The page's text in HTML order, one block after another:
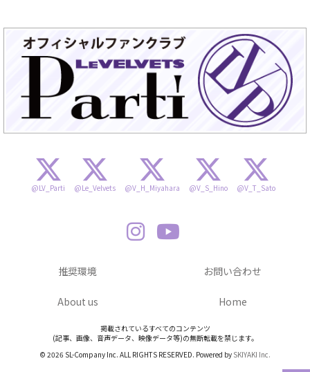
@LV_Parti @Le_Velvets @V_H_Miyahara @V_S_Hino @V_T_Sato
推奨環境 お問い合わせ
About us Home
掲載されているすべてのコンテンツ
(記事、画像、音声データ、映像データ等)の無断転載を禁じます。
© 2026 SL-Company Inc. ALL RIGHTS RESERVED. Powered by SKIYAKI Inc.